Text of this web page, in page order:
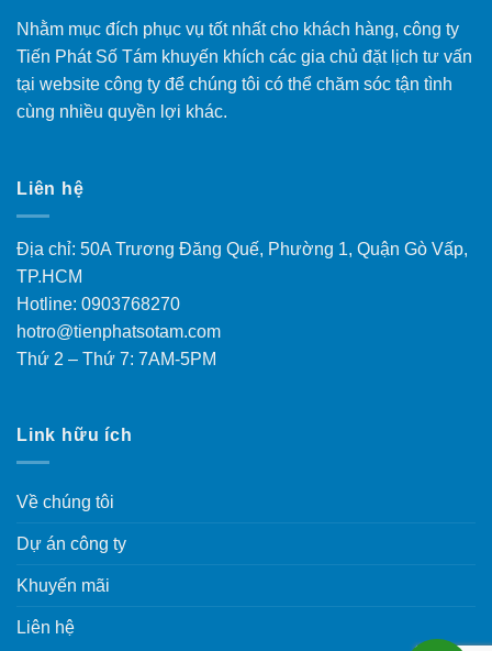
Nhằm mục đích phục vụ tốt nhất cho khách hàng, công ty
Tiến Phát Số Tám khuyến khích các gia chủ đặt lịch tư vấn
tại website công ty để chúng tôi có thể chăm sóc tận tình
cùng nhiều quyền lợi khác.
Liên hệ
Địa chỉ: 50A Trương Đăng Quế, Phường 1, Quận Gò Vấp,
TP.HCM
Hotline: 0903768270
hotro@tienphatsotam.com
Thứ 2 – Thứ 7: 7AM-5PM
Link hữu ích
Về chúng tôi
Dự án công ty
Khuyến mãi
Liên hệ